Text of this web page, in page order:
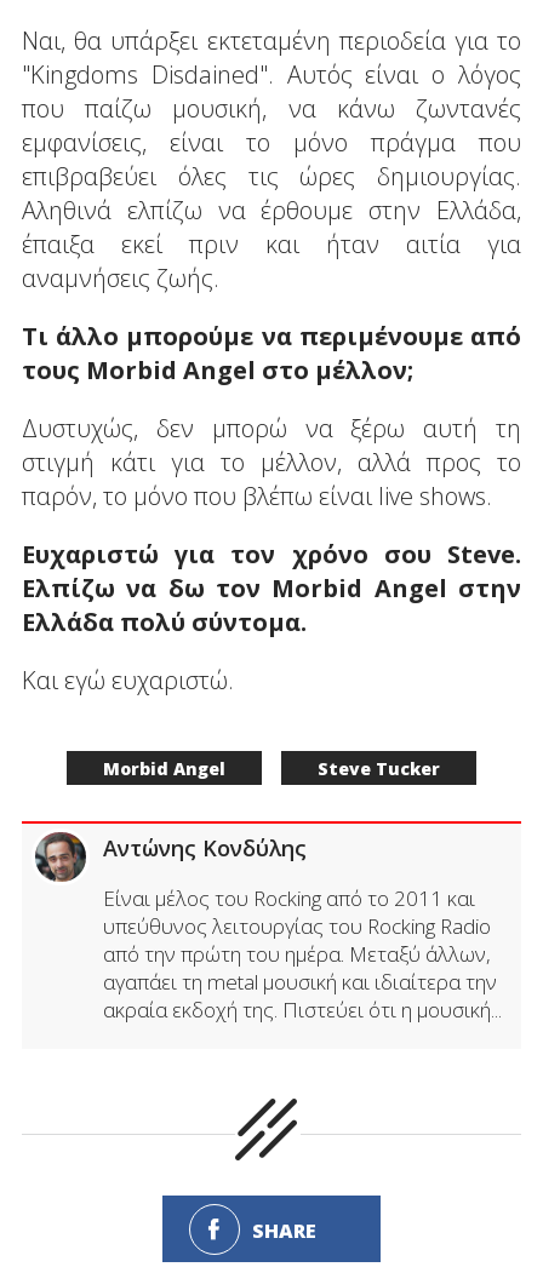
Ναι, θα υπάρξει εκτεταμένη περιοδεία για το
"Kingdoms Disdained". Αυτός είναι ο λόγος
που παίζω μουσική, να κάνω ζωντανές
εμφανίσεις, είναι το μόνο πράγμα που
επιβραβεύει όλες τις ώρες δημιουργίας.
Αληθινά ελπίζω να έρθουμε στην Ελλάδα,
έπαιξα εκεί πριν και ήταν αιτία για
αναμνήσεις ζωής.
Τι άλλο μπορούμε να περιμένουμε από
τους Morbid Angel στο μέλλον;
Δυστυχώς, δεν μπορώ να ξέρω αυτή τη
στιγμή κάτι για το μέλλον, αλλά προς το
παρόν, το μόνο που βλέπω είναι live shows.
Ευχαριστώ για τον χρόνο σου Steve.
Ελπίζω να δω τον Morbid Angel στην
Ελλάδα πολύ σύντομα.
Και εγώ ευχαριστώ.
Morbid Angel Steve Tucker
Αντώνης Κονδύλης
Είναι μέλος του Rocking από το 2011 και
υπεύθυνος λειτουργίας του Rocking Radio
από την πρώτη του ημέρα. Μεταξύ άλλων,
αγαπάει τη metal μουσική και ιδιαίτερα την
ακραία εκδοχή της. Πιστεύει ότι η μουσική...
SHARE